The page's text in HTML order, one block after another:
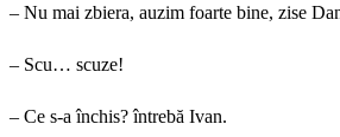
– Nu mai zbiera, auzim foarte bine, zise
– Scu… scuze!
– Ce s-a închis? întrebă Ivan.